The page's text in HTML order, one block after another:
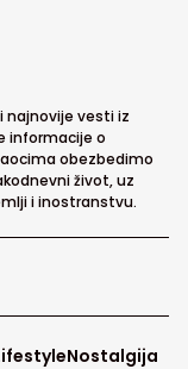
najnovije vesti iz
informacije o
obezbedimo
život, uz
i inostranstvu.
Nostalgija